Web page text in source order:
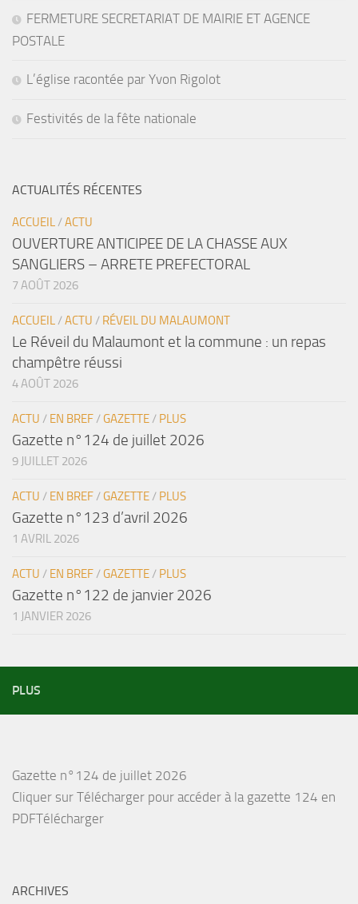
FERMETURE SECRETARIAT DE MAIRIE ET AGENCE
POSTALE
L’église racontée par Yvon Rigolot
Festivités de la fête nationale
ACTUALITÉS RÉCENTES
ACCUEIL/ACTU
OUVERTURE ANTICIPEE DE LA CHASSE AUX
SANGLIERS – ARRETE PREFECTORAL
7 AOÛT 2026
ACCUEIL/ACTU / RÉVEIL DU MALAUMONT
Le Réveil du Malaumont et la commune : un repas
champêtre réussi
4 AOÛT 2026
ACTU / EN BREF/GAZETTE/ PLUS
Gazette n°124 de juillet 2026
9 JUILLET 2026
ACTU / EN BREF/GAZETTE/ PLUS
Gazette n°123 d’avril 2026
1 AVRIL 2026
ACTU / EN BREF/GAZETTE/ PLUS
Gazette n°122 de janvier 2026
1 JANVIER 2026
PLUS
Gazette n°124 de juillet 2026
Cliquer sur Télécharger pour accéder à la gazette 124 en
PDFTélécharger
ARCHIVES